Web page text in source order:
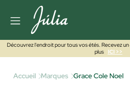
Découvrez l'endroit pour tous vos étés. Recevez
plus
ICI >>
Accueil Marques Grace Cole Noel